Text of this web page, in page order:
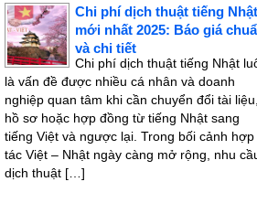
Chi phí dịch thuật tiếng Nhật
mới nhất 2025: Báo giá
và chi tiết
Chi phí dịch thuật tiếng Nhật
là vấn đề được nhiều cá nhân và doanh
nghiệp quan tâm khi cần chuyển đổi tài liệu,
hồ sơ hoặc hợp đồng từ tiếng Nhật sang
tiếng Việt và ngược lại. Trong bối cảnh hợp
tác Việt – Nhật ngày càng mở rộng, nhu
dịch thuật […]